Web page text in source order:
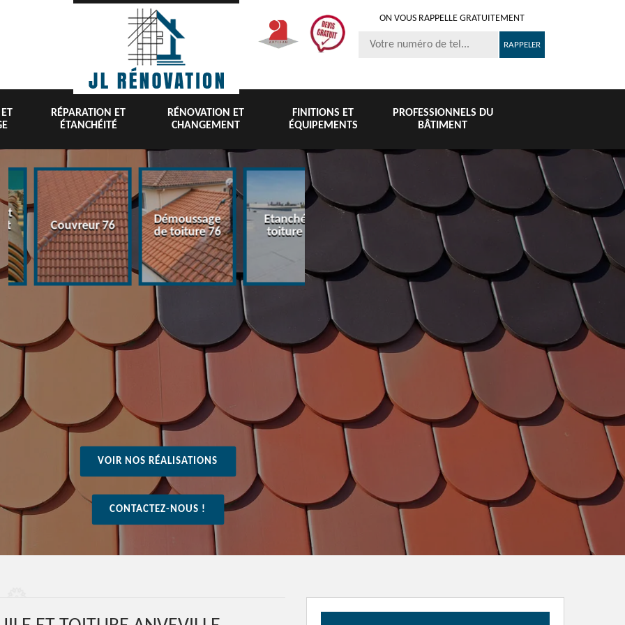
ON VOUS RAPPELLE GRATUITEMENT
RÉPARATION ET
ÉTANCHÉITÉ
RÉNOVATION ET
CHANGEMENT
FINITIONS ET
ÉQUIPEMENTS
PROFESSIONNELS DU
BÂTIMENT
Couvreur 76
Démoussage
de toiture 76
Etanchéité
toiture 76
Nettoyage et
pose de
gouttière 76
Peinture
tuile et
76
VOIR NOS RÉALISATIONS
CONTACTEZ-NOUS !